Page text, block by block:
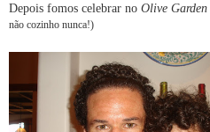
Depois fomos celebrar no Olive Garden
não cozinho nunca!)